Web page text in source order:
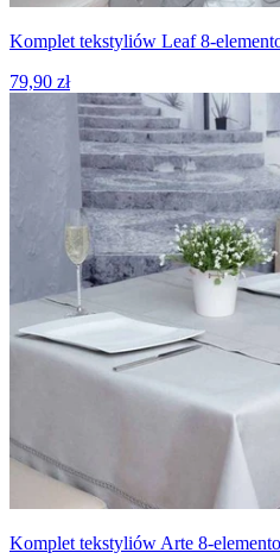
Komplet tekstyliów Leaf 8-
79,90 zł
Komplet tekstyliów Arte 8-